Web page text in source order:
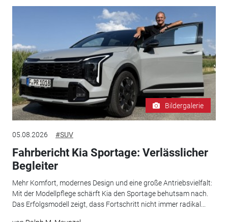
Bildergalerie
05.08.2026 #SUV
Fahrbericht Kia Sportage: Verlässlicher
Begleiter
Mehr Komfort, modernes Design und eine große Antriebsvielfalt:
Mit der Modellpflege schärft Kia den Sportage behutsam nach.
Das Erfolgsmodell zeigt, dass Fortschritt nicht immer radikal...